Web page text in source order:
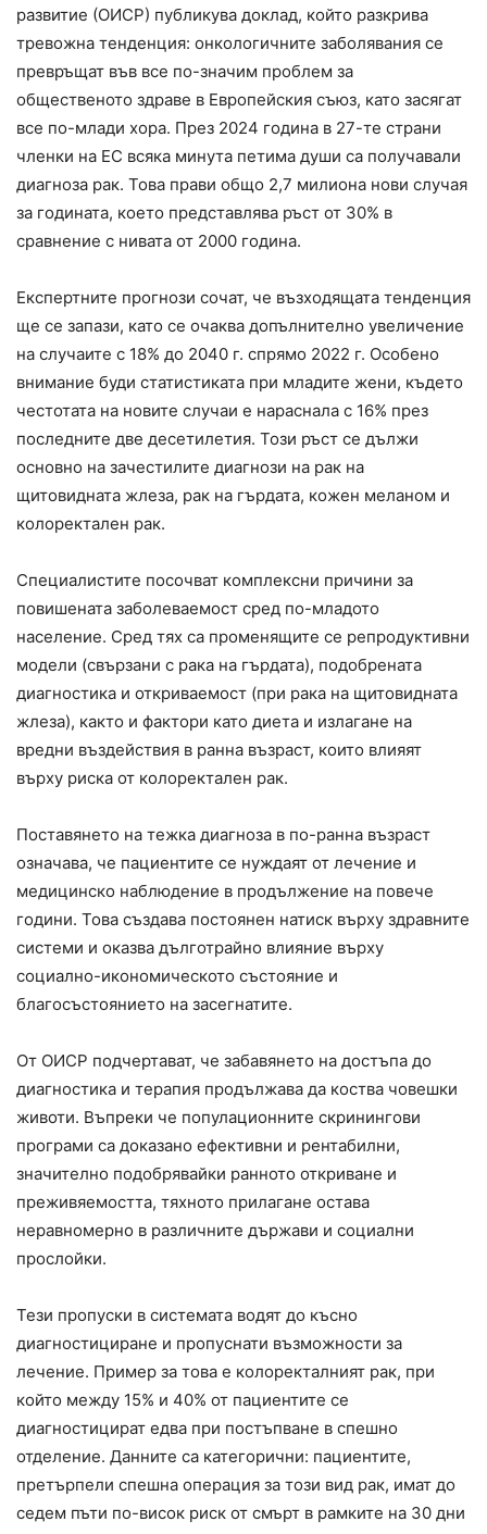
развитие (ОИСР) публикува доклад, който разкрива
тревожна тенденция: онкологичните заболявания се
превръщат във все по-значим проблем за
общественото здраве в Европейския съюз, като засягат
все по-млади хора. През 2024 година в 27-те страни
членки на ЕС всяка минута петима души са получавали
диагноза рак. Това прави общо 2,7 милиона нови случая
за годината, което представлява ръст от 30% в
сравнение с нивата от 2000 година.
Експертните прогнози сочат, че възходящата тенденция
ще се запази, като се очаква допълнително увеличение
на случаите с 18% до 2040 г. спрямо 2022 г. Особено
внимание буди статистиката при младите жени, където
честотата на новите случаи е нараснала с 16% през
последните две десетилетия. Този ръст се дължи
основно на зачестилите диагнози на рак на
щитовидната жлеза, рак на гърдата, кожен меланом и
колоректален рак.
Специалистите посочват комплексни причини за
повишената заболеваемост сред по-младото
население. Сред тях са променящите се репродуктивни
модели (свързани с рака на гърдата), подобрената
диагностика и откриваемост (при рака на щитовидната
жлеза), както и фактори като диета и излагане на
вредни въздействия в ранна възраст, които влияят
върху риска от колоректален рак.
Поставянето на тежка диагноза в по-ранна възраст
означава, че пациентите се нуждаят от лечение и
медицинско наблюдение в продължение на повече
години. Това създава постоянен натиск върху здравните
системи и оказва дълготрайно влияние върху
социално-икономическото състояние и
благосъстоянието на засегнатите.
От ОИСР подчертават, че забавянето на достъпа до
диагностика и терапия продължава да коства човешки
животи. Въпреки че популационните скринингови
програми са доказано ефективни и рентабилни,
значително подобрявайки ранното откриване и
преживяемостта, тяхното прилагане остава
неравномерно в различните държави и социални
прослойки.
Тези пропуски в системата водят до късно
диагностициране и пропуснати възможности за
лечение. Пример за това е колоректалният рак, при
който между 15% и 40% от пациентите се
диагностицират едва при постъпване в спешно
отделение. Данните са категорични: пациентите,
претърпели спешна операция за този вид рак, имат до
седем пъти по-висок риск от смърт в рамките на 30 дни